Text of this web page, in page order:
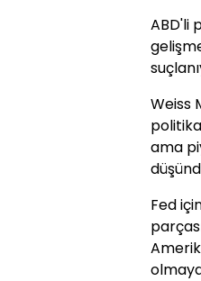
ABD'li
Weiss
ama
Fed